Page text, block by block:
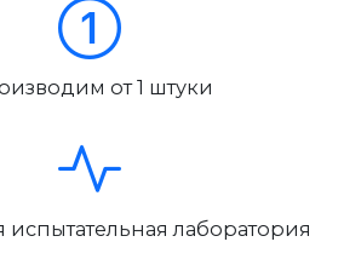
от 1 штуки
испытательная лаборатория